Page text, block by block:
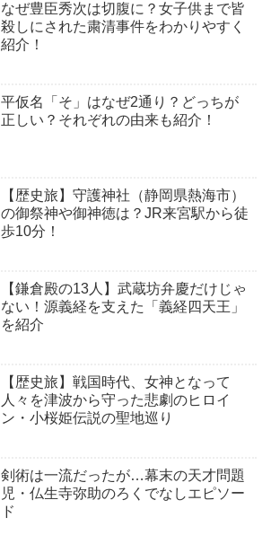
なぜ豊臣秀次は切腹に？女子供まで皆
殺しにされた粛清事件をわかりやすく
紹介！
平仮名「そ」はなぜ2通り？どっちが
正しい？それぞれの由来も紹介！
【歴史旅】守護神社（静岡県熱海市）
の御祭神や御神徳は？JR来宮駅から徒
歩10分！
【鎌倉殿の13人】武蔵坊弁慶だけじゃ
ない！源義経を支えた「義経四天王」
を紹介
【歴史旅】戦国時代、女神となって
人々を津波から守った悲劇のヒロイ
ン・小桜姫伝説の聖地巡り
剣術は一流だったが…幕末の天才問題
児・仏生寺弥助のろくでなしエピソー
ド